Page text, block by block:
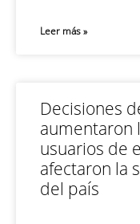
Leer más »
Decisiones
aumentaron
usuarios de
afectaron la
del país